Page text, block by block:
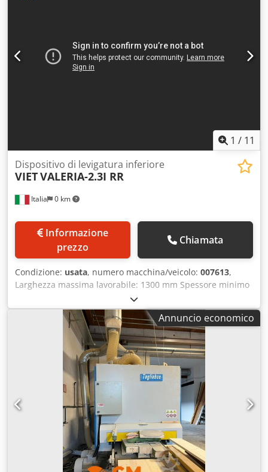
1 / 11
Italia 0 km
Dispositivo di levigatura inferiore
VIETVALERIA-2.3I RR
prezzo
Chiamata
Condizione: usata, numero macchina/veicolo: 007613,
Larghezza massima lavorabile: 1300 mm Spessore minimo
lavorabile: 3 mm Tavolo di lavoro: regolabile Crjdpfx Aex A
Tagjirsf Tappeto aspirante: sì Numero di unità di lavoro: 3
Annuncio economico